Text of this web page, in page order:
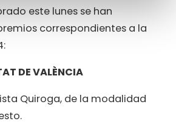
este lunes se han
correspondientes a la
DE VALÈNCIA
Quiroga, de la modalidad